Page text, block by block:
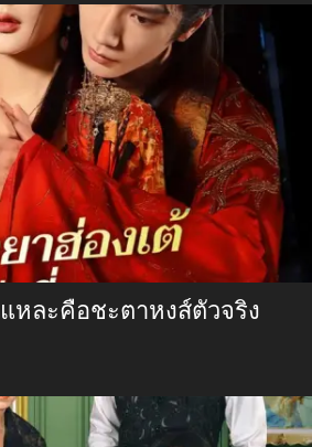
หละคือชะตาหงส์ตัวจริง